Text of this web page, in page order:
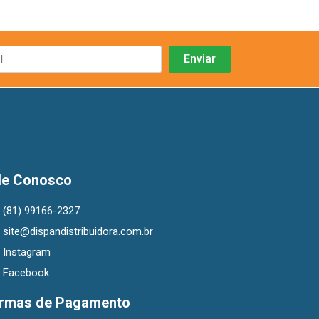
Conosco
(81) 99166-2327
site@dispandistribuidora.com.br
Instagram
Facebook
de Pagamento